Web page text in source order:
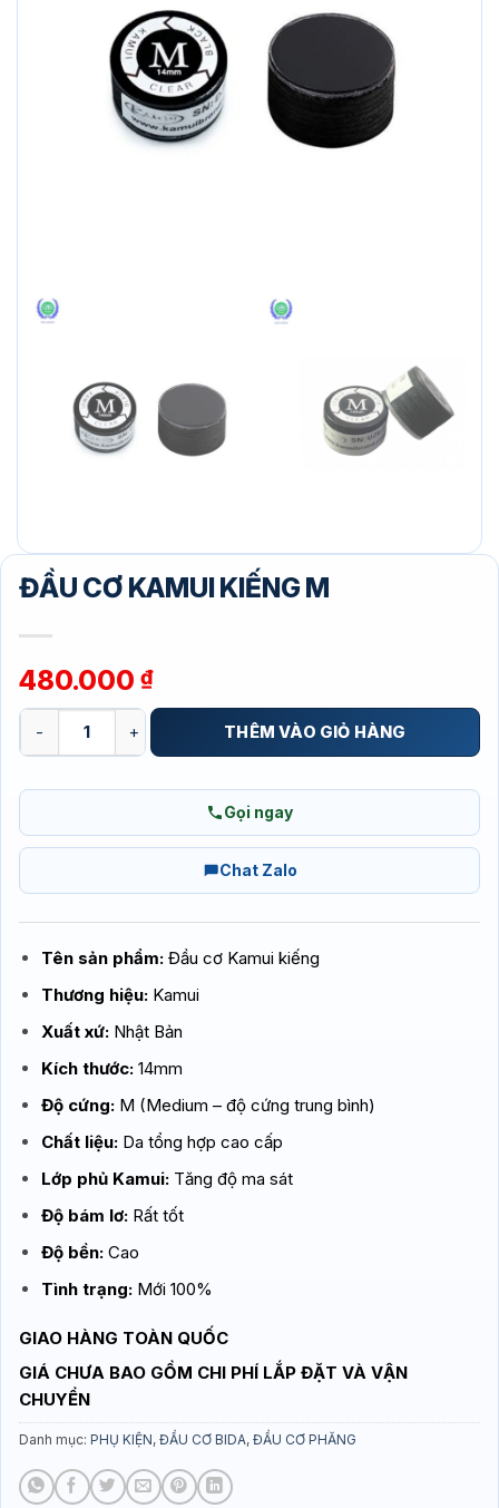
ĐẦU CƠ KAMUI KIẾNG M
480.000 ₫
ĐẦU CƠ KAMUI KIẾNG M số lượng
THÊM VÀO GIỎ HÀNG
Gọi ngay
Chat Zalo
Tên sản phẩm:Đầu cơ Kamui kiếng
Thương hiệu:Kamui
Xuất xứ:Nhật Bản
Kích thước:14mm
Độ cứng:M (Medium – độ cứng trung bình)
Chất liệu:Da tổng hợp cao cấp
Lớp phủ Kamui:Tăng độ ma sát
Độ bám lơ:Rất tốt
Độ bền:Cao
Tình trạng:Mới 100%
GIAO HÀNG TOÀN QUỐC
GIÁ CHƯA BAO GỒM CHI PHÍ LẮP ĐẶT VÀ VẬN
CHUYỂN
Danh mục: PHỤ KIỆN, ĐẦU CƠ BIDA, ĐẦU CƠ PHĂNG